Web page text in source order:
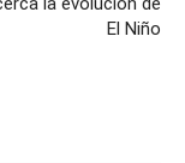
El Niño